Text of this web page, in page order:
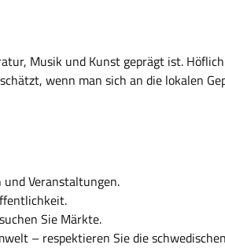
Musik und Kunst geprägt ist.
wenn man sich an die lokalen
und Veranstaltungen.
Sie Märkte.
– respektieren Sie die